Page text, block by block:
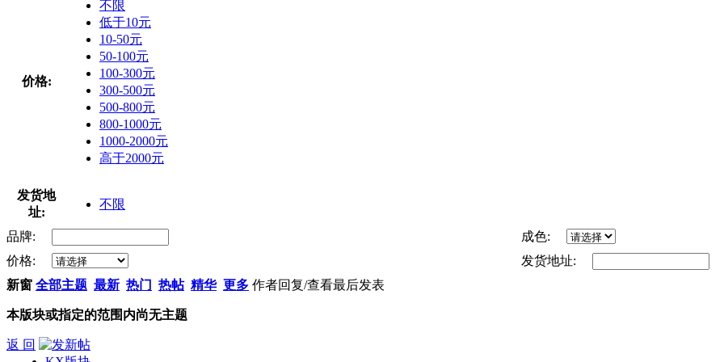
价格:
不限
低于10元
10-50元
50-100元
100-300元
300-500元
500-800元
800-1000元
1000-2000元
高于2000元
发货地
址:
不限
品牌:
成色:
价格:
发货地址:
新窗 全部主题 最新 热门 热帖 精华 更多 作者回复/查看最后发表
本版块或指定的范围内尚无主题
返 回